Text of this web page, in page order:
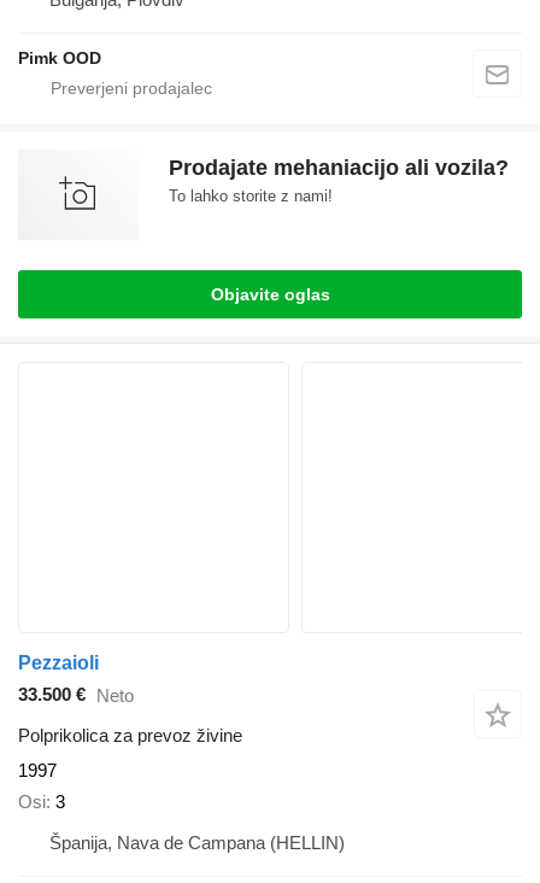
Pimk OOD
Prodajate mehaniacijo ali vozila?
To lahko storite z nami!
Objavite oglas
Pezzaioli
33.500 € Neto
Polprikolica za prevoz živine
1997
Osi 3
Španija, Nava de Campana (HELLIN)